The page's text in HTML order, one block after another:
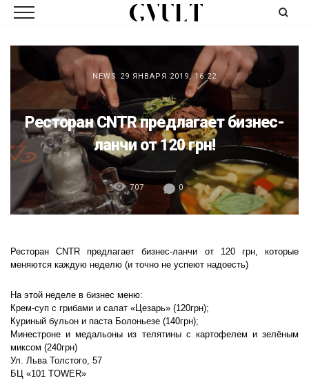
NEWS 29 ЯНВАРЯ 2019, 16:22
Ресторан CNTR предлагает бизнес-
ланчи от 120 грн!
707 0
Ресторан CNTR предлагает бизнес-ланчи от 120 грн, которые
меняются каждую неделю (и точно не успеют надоесть)
На этой неделе в бизнес меню:
Крем-суп с грибами и салат «Цезарь» (120грн);
Куриный бульон и паста Болоньезе (140грн);
Минестроне и медальоны из телятины с картофелем и зелёным
миксом (240грн)
Ул. Льва Толстого, 57
БЦ «101 TOWER»